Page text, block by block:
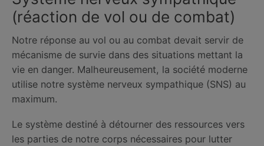
(réaction de vol ou de combat)
Notre réponse au vol ou au combat devait servir de
mécanisme de survie dans des situations mettant la
vie en danger. Malheureusement, la société moderne
utilise notre système nerveux sympathique (SNS) au
maximum.
Le système destiné à détourner des ressources vers
les parties de notre corps nécessaires pour lutter